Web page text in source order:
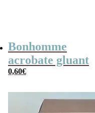
Bonhomme
acrobate gluant
0,60€